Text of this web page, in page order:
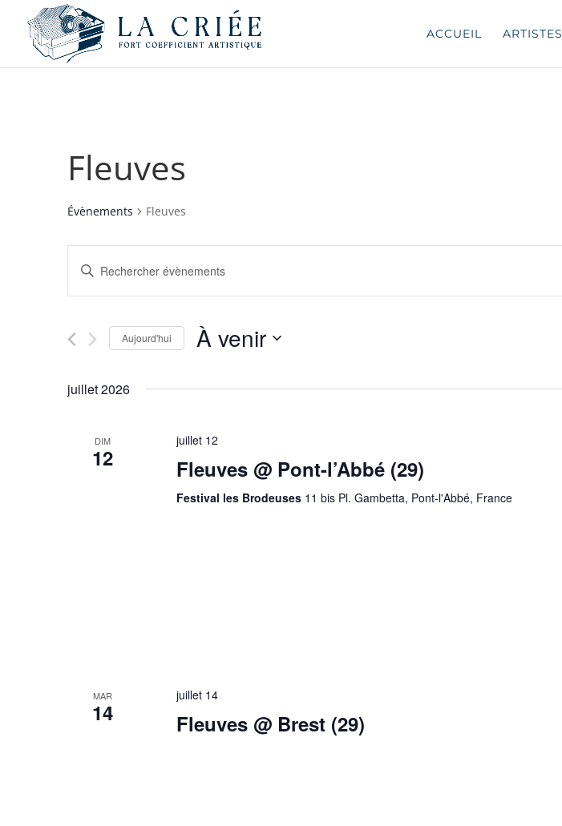
ACCUEIL ARTISTES
Fleuves
Évènements Fleuves
Recherche
et
navigation
vues
Évènements
Saisir
clé.
Évènements
clé.
Aujourd'hui À venir
juillet 2026
DIM
12
juillet 12
Fleuves @ Pont-l’Abbé (29)
Festival les Brodeuses 11 bis Pl. Gambetta, Pont-l'Abbé, France
MAR
14
juillet 14
Fleuves @ Brest (29)